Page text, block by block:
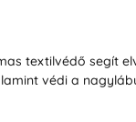
textilvédő segít
védi a